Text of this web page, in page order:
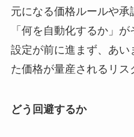
元になる価格ルールや承
「何を自動化するか」
設定が前に進まず、あい
た価格が量産されるリス
どう回避するか